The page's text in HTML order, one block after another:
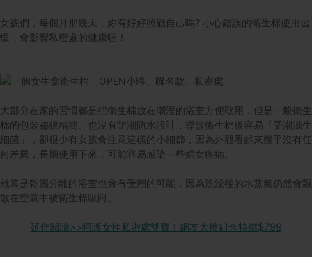
女孩們，每個月那幾天，妳有好好照顧自己嗎? 小心錯誤的衛生棉使用習
慣，會影響私密處的健康喔！
大部分在家的習慣都是把衛生棉放在潮溼的浴室方便取用，但是一般衛生
棉的包裝都很精簡、也沒有防潮防水設計，導致衛生棉很容易「受潮滋生
細菌」，卻很少有女孩會注意這樣的小細節，因為外觀看起來幾乎沒有任
何差異，長期使用下來，可能容易感染一些婦女疾病。
就算是乾濕分離的浴室也會有受潮的可能，因為洗澡後的水蒸氣仍然會飄
散在空氣中被衛生棉吸附。
延伸閱讀>>呵護女性私密處雙寶！網友大推組合特價$799